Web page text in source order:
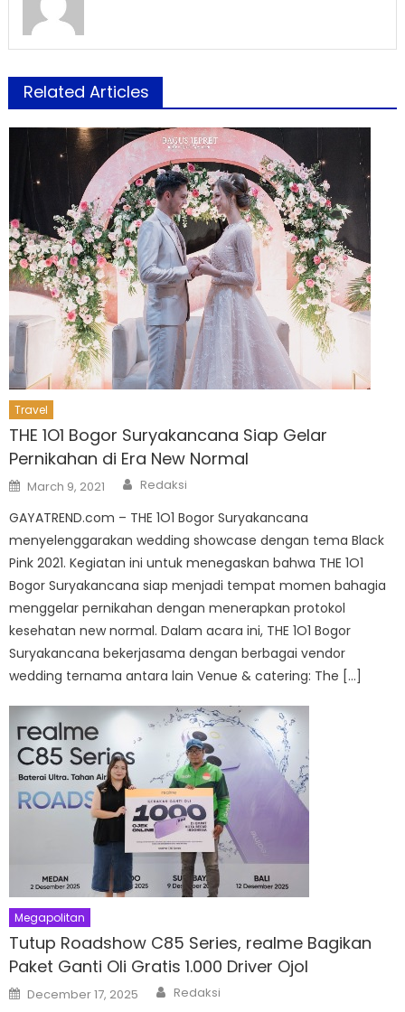
Related Articles
Travel
THE 1O1 Bogor Suryakancana Siap Gelar
Pernikahan di Era New Normal
Posted
on
March 9, 2021 Author
Redaksi
GAYATREND.com – THE 1O1 Bogor Suryakancana
menyelenggarakan wedding showcase dengan tema Black
Pink 2021. Kegiatan ini untuk menegaskan bahwa THE 1O1
Bogor Suryakancana siap menjadi tempat momen bahagia
menggelar pernikahan dengan menerapkan protokol
kesehatan new normal. Dalam acara ini, THE 1O1 Bogor
Suryakancana bekerjasama dengan berbagai vendor
wedding ternama antara lain Venue & catering: The […]
Megapolitan
Tutup Roadshow C85 Series, realme Bagikan
Paket Ganti Oli Gratis 1.000 Driver Ojol
Posted
on
December 17, 2025 Author
Redaksi